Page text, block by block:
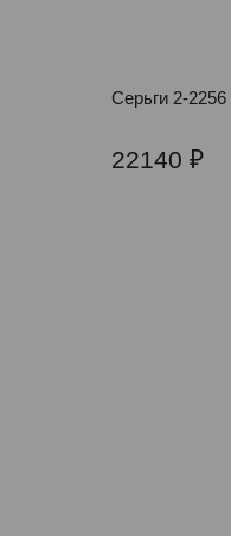
Серьги 2-2256
22140